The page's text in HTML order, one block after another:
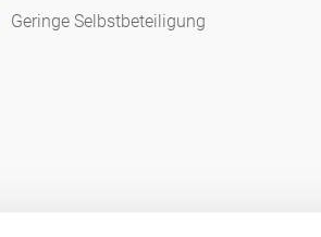
Geringe Selbstbeteiligung